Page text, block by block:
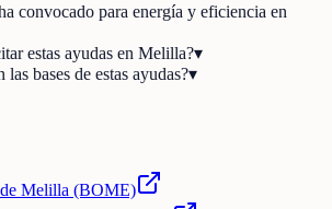
convocado para energía y eficiencia en
estas ayudas en Melilla?▾
bases de estas ayudas?▾
Melilla (BOME)